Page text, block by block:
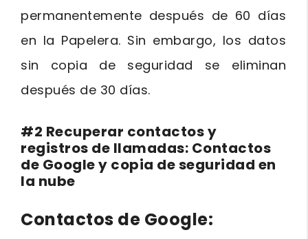
permanentemente después de 60 días
en la Papelera. Sin embargo, los datos
sin copia de seguridad se eliminan
después de 30 días.
#2 Recuperar contactos y
registros de llamadas: Contactos
de Google y copia de seguridad en
la nube
Contactos de Google: